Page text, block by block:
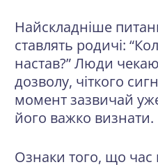
Найскладніше
ставлять родичі:
настав?” Люди
дозволу, чіткого
момент зазвичай
його важко визнати.
Ознаки того, що